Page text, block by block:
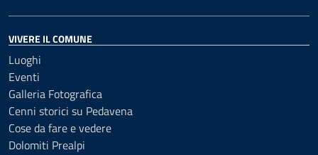
VIVERE IL COMUNE
Luoghi
Eventi
Galleria Fotografica
Cenni storici su Pedavena
Cose da fare e vedere
Dolomiti Prealpi